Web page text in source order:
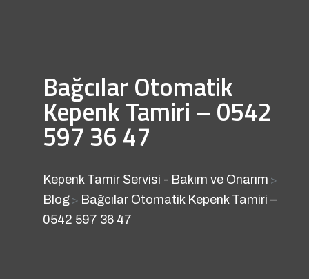
Bağcılar Otomatik
Kepenk Tamiri – 0542
597 36 47
Kepenk Tamir Servisi - Bakım ve Onarım >
Blog > Bağcılar Otomatik Kepenk Tamiri –
0542 597 36 47